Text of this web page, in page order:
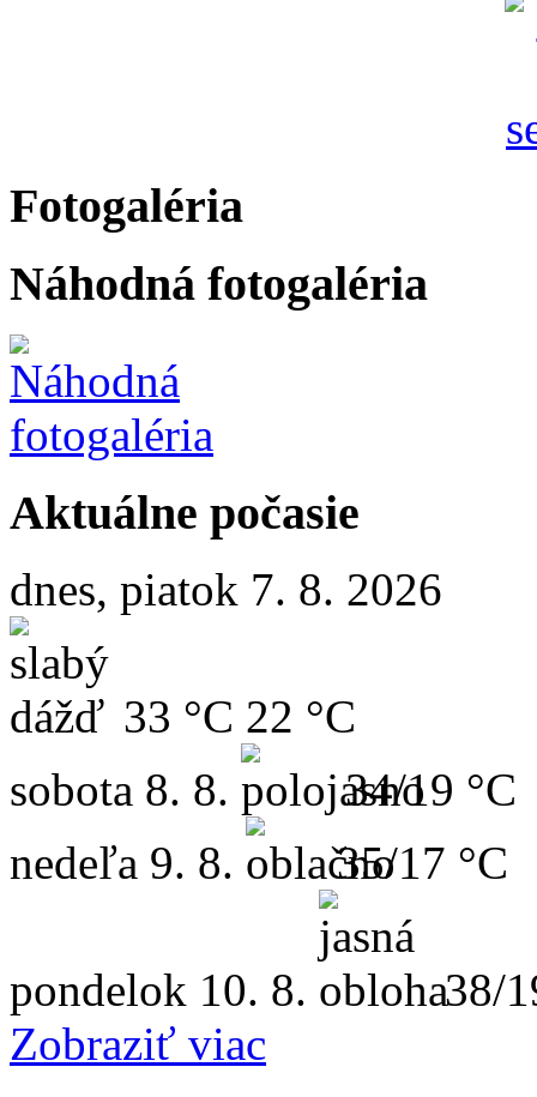
Fotogaléria
Náhodná fotogaléria
Aktuálne počasie
dnes, piatok 7. 8. 2026
33 °C 22 °C
sobota 8. 8.
34/19 °C
nedeľa 9. 8. 35/17 °C
pondelok 10. 8.
38/
Zobraziť viac